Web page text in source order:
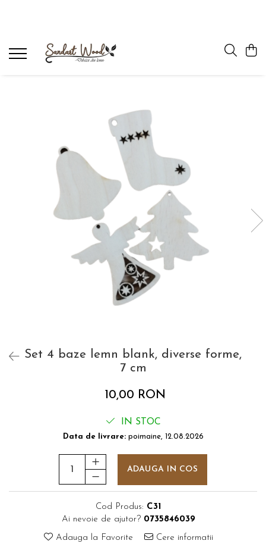
Semne de carte
Ornamente, decoratiuni Paste
Set 4 baze lemn blank, diverse forme,
7 cm
10,00 RON
IN STOC
Data de livrare:poimaine, 12.08.2026
ADAUGA IN COS
Cod Produs: C31
Ai nevoie de ajutor? 0735846039
Adauga la Favorite Cere informatii